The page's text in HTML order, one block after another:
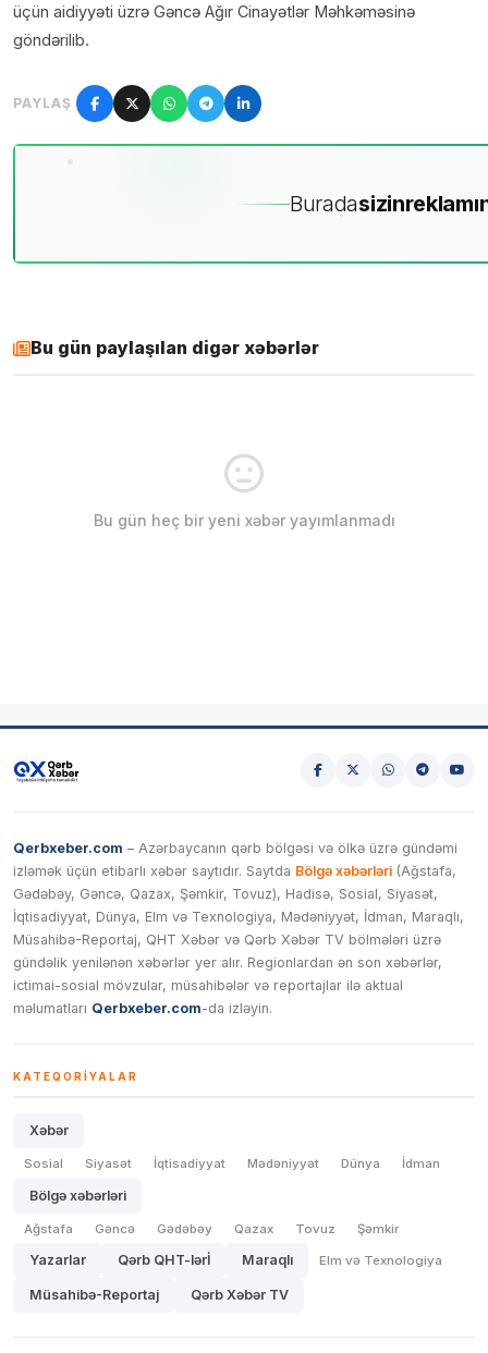
üçün aidiyyəti üzrə Gəncə Ağır Cinayətlər Məhkəməsinə
göndərilib.
PAYLAŞ
Buradasizin
Bu gün paylaşılan digər xəbərlər
Bu gün heç bir yeni xəbər yayımlanmadı
Qerbxeber.com – Azərbaycanın qərb bölgəsi və ölkə üzrə gündəmi
izləmək üçün etibarlı xəbər saytıdır. Saytda Bölgə xəbərləri (Ağstafa,
Gədəbəy, Gəncə, Qazax, Şəmkir, Tovuz), Hadisə, Sosial, Siyasət,
İqtisadiyyat, Dünya, Elm və Texnologiya, Mədəniyyət, İdman, Maraqlı,
Müsahibə-Reportaj, QHT Xəbər və Qərb Xəbər TV bölmələri üzrə
gündəlik yenilənən xəbərlər yer alır. Regionlardan ən son xəbərlər,
ictimai-sosial mövzular, müsahibələr və reportajlar ilə aktual
məlumatları Qerbxeber.com-da izləyin.
KATEQORIYALAR
Xəbər
Sosial Siyasət İqtisadiyyat Mədəniyyət Dünya İdman
Bölgə xəbərləri
Ağstafa Gəncə Gədəbəy Qazax Tovuz Şəmkir
Yazarlar Qərb QHT-lərİ Maraqlı Elm və Texnologiya
Müsahibə-Reportaj Qərb Xəbər TV